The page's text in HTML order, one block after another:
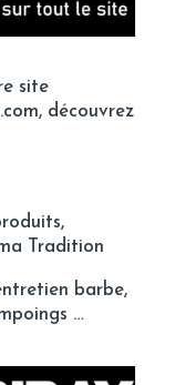
site
, découvrez
Tradition
barbe,
…